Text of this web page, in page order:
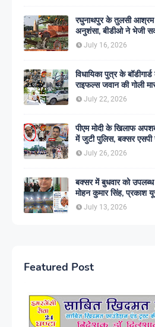
रघुनाथपुर के तुलसी आश्रम
अनुशंसा, बीडीओ ने भेजी
July 16, 2026
विधायिका पुत्र के
राइफल्स जवान की गोली
गिरफ्तार
July 22, 2026
पीएम मोदी के खिलाफ
में जुटी पुलिस, बक्सर
July 26, 2026
बक्सर में बुधवार को उपलब्ध
मोहन कुमार सिंह, प्रकाश
July 13, 2026
Featured Post